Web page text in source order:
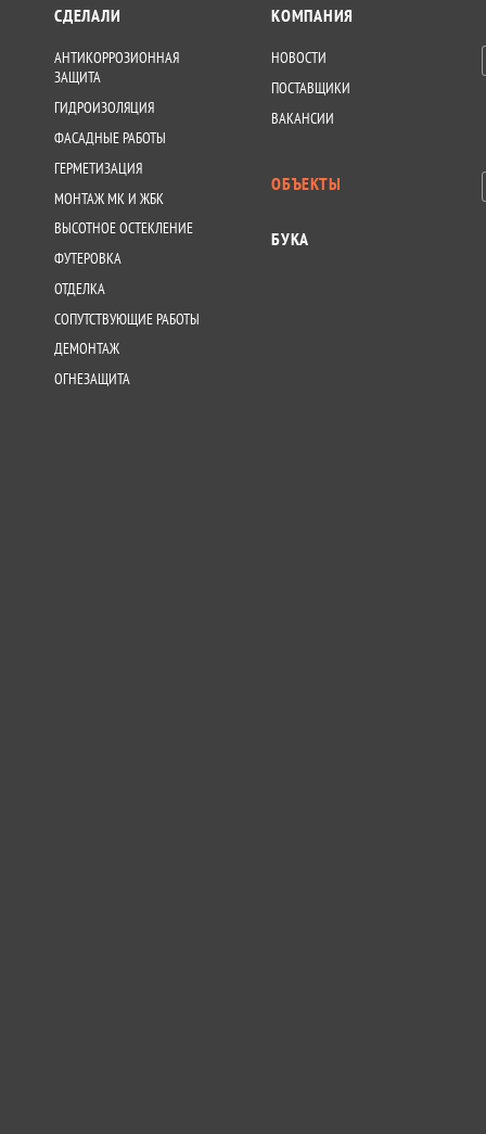
СДЕЛАЛИ
АНТИКОРРОЗИОННАЯ
ЗАЩИТА
ГИДРОИЗОЛЯЦИЯ
ФАСАДНЫЕ РАБОТЫ
ГЕРМЕТИЗАЦИЯ
МОНТАЖ МК И ЖБК
ВЫСОТНОЕ ОСТЕКЛЕНИЕ
ФУТЕРОВКА
ОТДЕЛКА
СОПУТСТВУЮЩИЕ РАБОТЫ
ДЕМОНТАЖ
ОГНЕЗАЩИТА
КОМПАНИЯ
НОВОСТИ
ПОСТАВЩИКИ
ВАКАНСИИ
ОБЪЕКТЫ
БУКА